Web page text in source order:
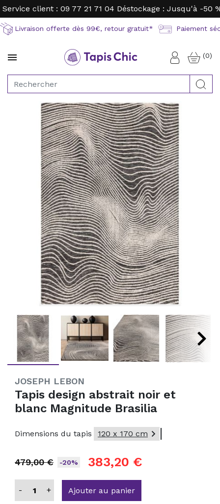
Service client : 09 77 21 71 04 Déstockage : Jusqu'à -50
Livraison offerte dès 99€, retour gratuit* Paiement
 Connexion
(0)
JOSEPH LEBON
Tapis design abstrait noir et
blanc Magnitude Brasilia
Dimensions du tapis 120 x 170 cm 
479,00 € -20% 383,20 €
- + Ajouter au panier